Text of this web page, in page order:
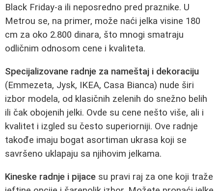
Black Friday-a ili neposredno pred praznike. U
Metrou se, na primer, može naći jelka visine 180
cm za oko 2.800 dinara, što mnogi smatraju
odličnim odnosom cene i kvaliteta.
Specijalizovane radnje za nameštaj i dekoraciju
(Emmezeta, Jysk, IKEA, Casa Bianca) nude širi
izbor modela, od klasičnih zelenih do snežno belih
ili čak obojenih jelki. Ovde su cene nešto više, ali i
kvalitet i izgled su često superiorniji. Ove radnje
takođe imaju bogat asortiman ukrasa koji se
savršeno uklapaju sa njihovim jelkama.
Kineske radnje i pijace su pravi raj za one koji traže